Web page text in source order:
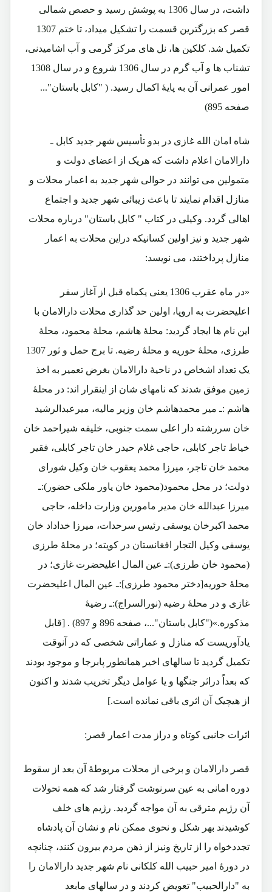
داشت، در سال 1306 به پوشش رسید و حصص شمالی
قصر که بزرگترین قسمت را تشکیل میداد، تا ختم 1307
تکمیل شد. کلکین ها، نل های مرکز گرمی و آب اشامیدنی،
تشناب ها و آب گرم در سال 1306 شروع و در سال 1308
امور عمرانی آن به پایۀ اکمال رسید. ( "کابل باستان"...
صفحه 895)
شاه امان الله غازی در بدو تأسیس شهر جدید کابل ـ
دارالامان اعلام داشت که هریک از اعضای دولت و
متمولین می توانند در حوالی شهر جدید به اعمار محلات و
منازل اقدام نمایند تا باعث زیبائی شهر جدید و اجتماع
اهالی گردد. وکیلی در کتاب " کابل باستان" درباره محلات
شهر جدید و نیز اولین کسانیکه دراین محلات به اعمار
منازل پرداختند، می نویسد:
«در ماه عقرب 1306 یعنی یکماه قبل از آغاز سفر
اعلیحضرت به اروپا، اولین حد گذاری محلات دارالامان با
این نام ها ایجاد گردید: محلۀ هاشم، محلۀ محمود، محلۀ
طرزی، محلۀ حوریه و محلۀ رضیه. تا برج حمل و ثور 1307
یک تعداد اشخاص در ناحیۀ دارالامان بغرض تعمیر به اخذ
زمین موفق شدند که نامهای شان از اینقرار اند: در محلۀ
هاشم :ـ میر محمدهاشم خان وزیر مالیه، میرعبدالرشید
خان سررشته دار اعلی سمت جنوبی، خلیفه شیراحمد خان
خیاط تاجر کابلی، حاجی غلام حیدر خان تاجر کابلی، فقیر
محمد خان تاجر، میرزا محمد یعقوب خان وکیل شورای
دولت؛ در محل محمود(محمود خان یاور ملکی حضور):ـ
میرزا عبدالله خان مدیر مامورین وزارت داخله، حاجی
محمد اکبرخان یوسفی رئیس سرحدات، میرزا خداداد خان
یوسفی وکیل التجار افغانستان در کویته؛ در محلۀ طرزی
(محمود خان طرزی):ـ عین المال اعلیحضرت غازی؛ در
محلۀ حوریه[دختر محمود طرزی]:ـ عین المال اعلیحضرت
غازی و در محلۀ رضیه (نورالسراج):ـ رضیۀ
مذکوره.»("کابل باستان"...، صفحه 896 و 897) . [قابل
یادآوریست که منازل و عماراتی شخصی که در آنوقت
تکمیل گردید تا سالهای اخیر همانطور پابرجا و موجود بودند
که بعداً دراثر جنگها و یا عوامل دیگر تخریب شدند و اکنون
از هیچیک آن اثری باقی نمانده است.]
اثرات جانبی کوتاه و دراز مدت اعمار قصر:
قصر دارالامان و برخی از محلات مربوطۀ آن بعد از سقوط
دوره امانی به عین سرنوشت گرفتار شد که همه تحولات
آن رژیم مترقی به آن مواجه گردید. رژیم های خلف
کوشیدند بهر شکل و نحوی ممکن نام و نشان آن پادشاه
تجددخواه را از تاریخ ونیز از ذهن مردم بیرون کنند، چنانچه
در دورۀ امیر حبیب الله کلکانی نام شهر جدید دارالامان را
به "دارالحبیب" تعویض کردند و در سالهای مابعد